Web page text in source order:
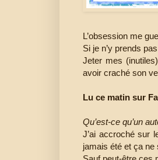
L’obsession me
Si je n’y prends
Jeter mes
avoir craché son
Lu ce matin sur
Qu’est-ce qu’un
J’ai accroché sur
jamais été et ça ne